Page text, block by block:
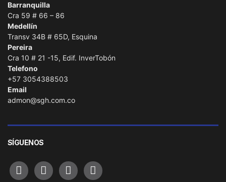
Barranquilla
Cra 59 # 66 – 86
Medellín
Transv 34B # 65D, Esquina
Pereira
Cra 10 # 21 -15, Edif. InverTobón
Telefono
+57 3054388503
Email
admon@sgh.com.co
SÍGUENOS
facebookinstagramwhatsapplinkedin